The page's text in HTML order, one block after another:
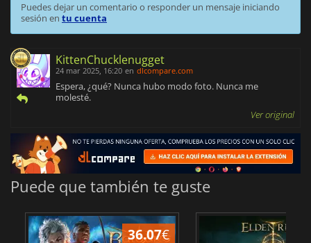
Puedes dejar un comentario o responder un mensaje iniciando
sesión en tu cuenta
KittenChucklenugget
24 mar 2025, 16:20 en dlcompare.com
Espera, ¿qué? Nunca hubo modo foto. Nunca me
molesté.
Ver original
Puede que también te guste
36.07€